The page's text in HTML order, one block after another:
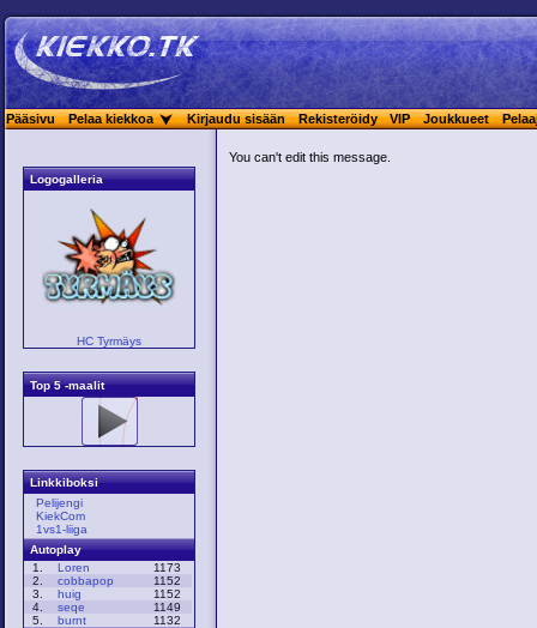
Pääsivu Pelaa kiekkoa Kirjaudu sisään Rekisteröidy VIP Joukkueet
Logogalleria
HC Tyrmäys
Top 5 -maalit
Linkkiboksi
Pelijengi
KiekCom
1vs1-liiga
Autoplay
1.
Loren
1173
2.
cobbapop
1152
3.
huig
1152
4.
seqe
1149
5.
burnt
1132
You can't edit this message.